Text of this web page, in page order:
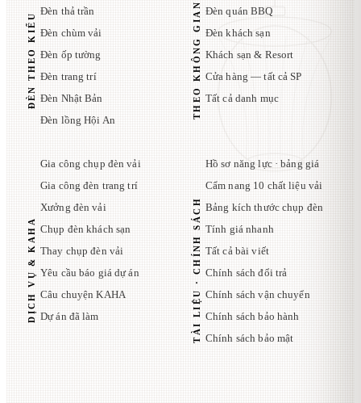
ĐÈN THEO KIỂU
Đèn thả trần
Đèn chùm vải
Đèn ốp tường
Đèn trang trí
Đèn Nhật Bản
Đèn lồng Hội An
THEO KHÔNG GIAN Đèn quán BBQ
Đèn khách sạn
Khách sạn & Resort
Cửa hàng — tất cả SP
Tất cả danh mục
DỊCH VỤ & KAHA
Gia công chụp đèn vải
Gia công đèn trang trí
Xưởng đèn vải
Chụp đèn khách sạn
Thay chụp đèn vải
Yêu cầu báo giá dự án
Câu chuyện KAHA
Dự án đã làm
TÀI LIỆU · CHÍNH SÁCH
Hồ sơ năng lực · bảng giá
Cẩm nang 10 chất liệu vải
Bảng kích thước chụp đèn
Tính giá nhanh
Tất cả bài viết
Chính sách đổi trả
Chính sách vận chuyển
Chính sách bảo hành
Chính sách bảo mật